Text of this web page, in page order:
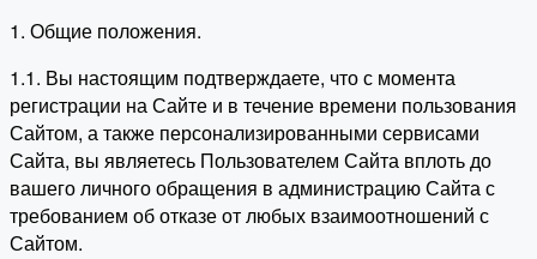
1. Общие положения.
1.1. Вы настоящим подтверждаете, что с момента
регистрации на Сайте и в течение времени пользования
Сайтом, а также персонализированными сервисами
Сайта, вы являетесь Пользователем Сайта вплоть до
вашего личного обращения в администрацию Сайта с
требованием об отказе от любых взаимоотношений с
Сайтом.